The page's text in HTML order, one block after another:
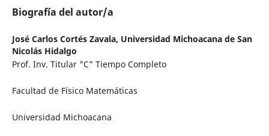
Biografía del autor/a
José Carlos Cortés Zavala, Universidad Michoacana de San
Nicolás Hidalgo
Prof. Inv. Titular "C" Tiempo Completo
Facultad de Físico Matemáticas
Universidad Michoacana